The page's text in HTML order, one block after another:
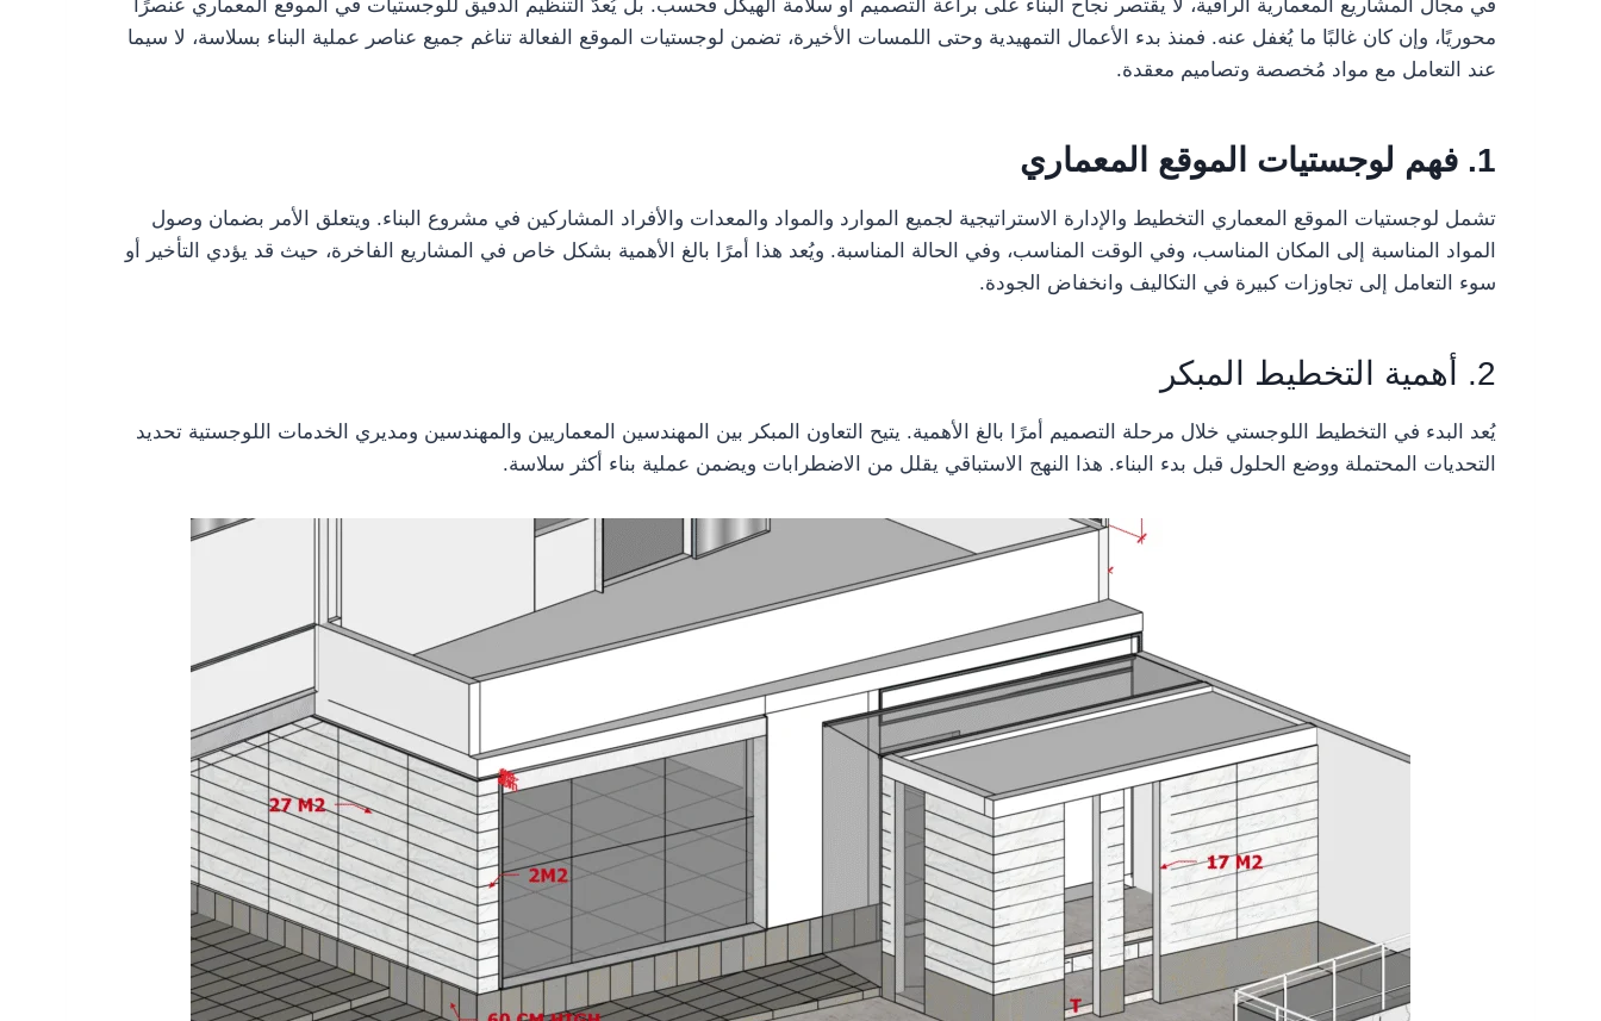
في مجال المشاريع المعمارية الراقية، لا يقتصر نجاح البناء على براعة التصميم أو سلامة الهيكل فحسب. بل يُعدّ التنظيم الدقيق للوجستيات في الموقع المعماري عنصرًا
محوريًا، وإن كان غالبًا ما يُغفل عنه. فمنذ بدء الأعمال التمهيدية وحتى اللمسات الأخيرة، تضمن لوجستيات الموقع الفعالة تناغم جميع عناصر عملية البناء بسلاسة، لا سيما
عند التعامل مع مواد مُخصصة وتصاميم معقدة.
1. فهم لوجستيات الموقع المعماري
تشمل لوجستيات الموقع المعماري التخطيط والإدارة الاستراتيجية لجميع الموارد والمواد والمعدات والأفراد المشاركين في مشروع البناء. ويتعلق الأمر بضمان وصول
المواد المناسبة إلى المكان المناسب، وفي الوقت المناسب، وفي الحالة المناسبة. ويُعد هذا أمرًا بالغ الأهمية بشكل خاص في المشاريع الفاخرة، حيث قد يؤدي التأخير أو
سوء التعامل إلى تجاوزات كبيرة في التكاليف وانخفاض الجودة.
2. أهمية التخطيط المبكر
يُعد البدء في التخطيط اللوجستي خلال مرحلة التصميم أمرًا بالغ الأهمية. يتيح التعاون المبكر بين المهندسين المعماريين والمهندسين ومديري الخدمات اللوجستية تحديد
التحديات المحتملة ووضع الحلول قبل بدء البناء. هذا النهج الاستباقي يقلل من الاضطرابات ويضمن عملية بناء أكثر سلاسة.